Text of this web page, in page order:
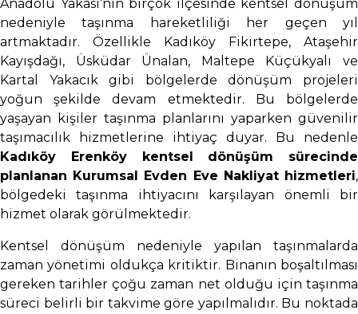
Anadolu Yakası’nın birçok ilçesinde kentsel dönüşüm
nedeniyle taşınma hareketliliği her geçen yıl
artmaktadır. Özellikle Kadıköy Fikirtepe, Ataşehir
Kayışdağı, Üsküdar Ünalan, Maltepe Küçükyalı ve
Kartal Yakacık gibi bölgelerde dönüşüm projeleri
yoğun şekilde devam etmektedir. Bu bölgelerde
yaşayan kişiler taşınma planlarını yaparken güvenilir
taşımacılık hizmetlerine ihtiyaç duyar. Bu nedenle
Kadıköy Erenköy kentsel dönüşüm sürecinde
planlanan Kurumsal Evden Eve Nakliyat hizmetleri,
bölgedeki taşınma ihtiyacını karşılayan önemli bir
hizmet olarak görülmektedir.
Kentsel dönüşüm nedeniyle yapılan taşınmalarda
zaman yönetimi oldukça kritiktir. Binanın boşaltılması
gereken tarihler çoğu zaman net olduğu için taşınma
süreci belirli bir takvime göre yapılmalıdır. Bu noktada